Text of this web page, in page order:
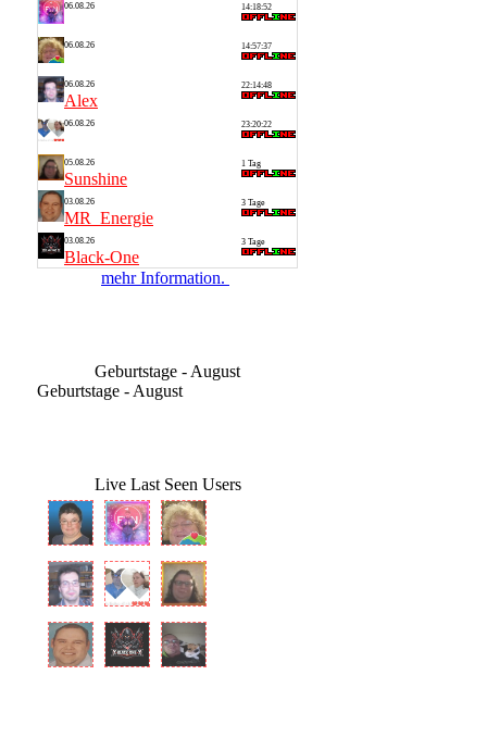
06.08.26 14:18:52
06.08.26 14:57:37
06.08.26
Alex
22:14:48
06.08.26 23:20:22
05.08.26
Sunshine
1 Tag
03.08.26
MR_Energie
3 Tage
03.08.26
Black-One
3 Tage
mehr Information.
Geburtstage - August
Geburtstage - August
Live Last Seen Users